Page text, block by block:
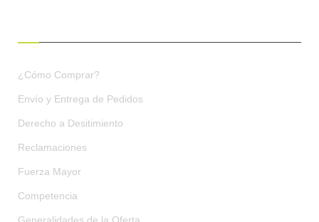
¿Cómo Comprar?
Envío y Entrega de Pedidos
Derecho a Desitimiento
Reclamaciones
Fuerza Mayor
Competencia